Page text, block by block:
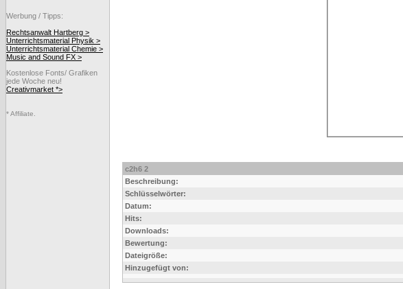
Werbung / Tipps:
Rechtsanwalt Hartberg >
Unterrichtsmaterial Physik >
Unterrichtsmaterial Chemie >
Music and Sound FX >
Kostenlose Fonts/ Grafiken
jede Woche neu!
Creativmarket *>
* Affiliate.
c2h6 2
Beschreibung:
Schlüsselwörter:
Datum:
Hits:
Downloads:
Bewertung:
Dateigröße:
Hinzugefügt von: